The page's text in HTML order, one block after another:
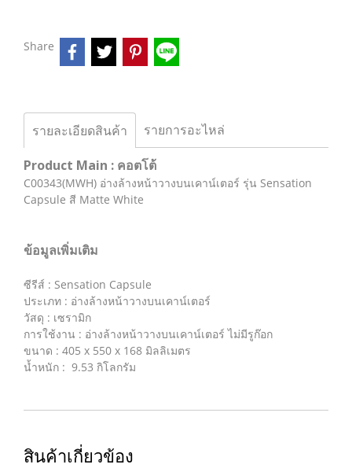
Share
รายละเอียดสินค้า รายการอะไหล่
Product Main : คอตโต้
C00343(MWH) อ่างล้างหน้าวางบนเคาน์เตอร์ รุ่น Sensation
Capsule สี Matte White
ข้อมูลเพิ่มเติม
ซีรีส์ : Sensation Capsule
ประเภท : อ่างล้างหน้าวางบนเคาน์เตอร์
วัสดุ : เซรามิก
การใช้งาน : อ่างล้างหน้าวางบนเคาน์เตอร์ ไม่มีรูก๊อก
ขนาด : 405 x 550 x 168 มิลลิเมตร
น้ำหนัก : 9.53 กิโลกรัม
สินค้าเกี่ยวข้อง